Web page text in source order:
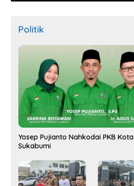
Politik
Yosep Pujianto Nahkodai PKB Kota
Sukabumi